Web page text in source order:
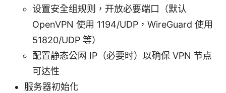
设置安全组规则，开放必要端口（默认
OpenVPN 使用 1194/UDP，WireGuard 使用
51820/UDP 等）
配置静态公网 IP（必要时）以确保 VPN 节点
可达性
服务器初始化